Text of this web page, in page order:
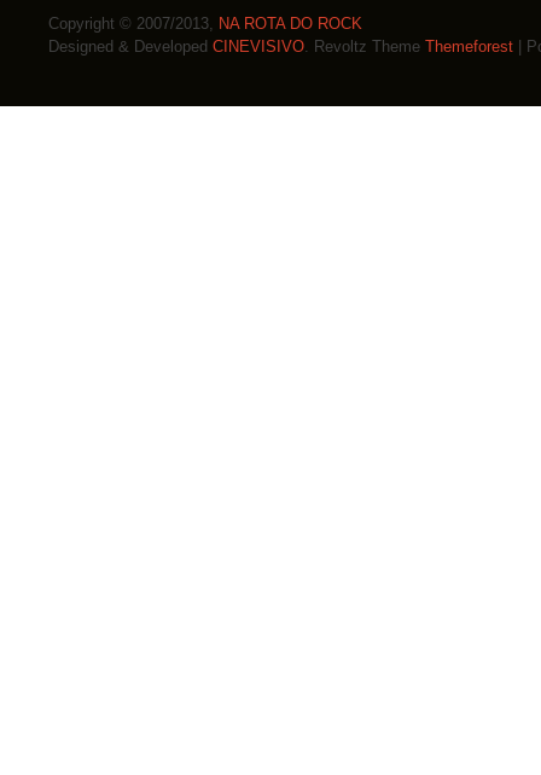
Copyright © 2007/2013, NA ROTA DO ROCK
Designed & Developed CINEVISIVO. Revoltz Theme Themeforest |